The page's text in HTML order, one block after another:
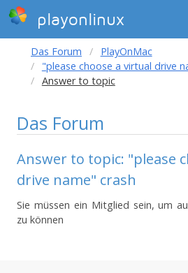
playonlinux
Das Forum
PlayOnMac
"please choose a virtual drive
Answer to topic
Das Forum
Answer to topic: "please
drive name" crash
Sie müssen ein Mitglied sein, um
zu können